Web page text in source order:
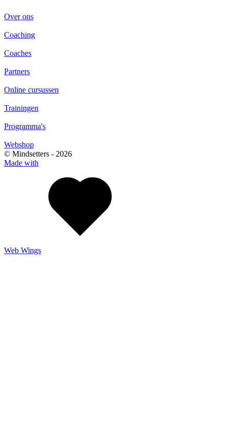
Over ons
Coaching
Coaches
Partners
Online cursussen
Trainingen
Programma's
Webshop
© Mindsetters - 2026
Made with
Web Wings